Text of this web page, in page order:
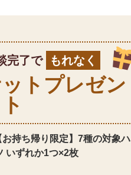
完了で もれなく
ト プレゼン
ト
持ち帰り限定】 7種の対象ハ
いずれか1つ×2枚